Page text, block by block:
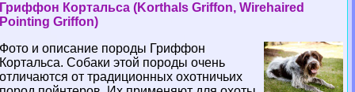
Гриффон Кортальса (Korthals Griffon, Wirehaired
Pointing Griffon)
Фото и описание породы Гриффон
Кортальса. Собаки этой породы очень
отличаются от традиционных охотничьих